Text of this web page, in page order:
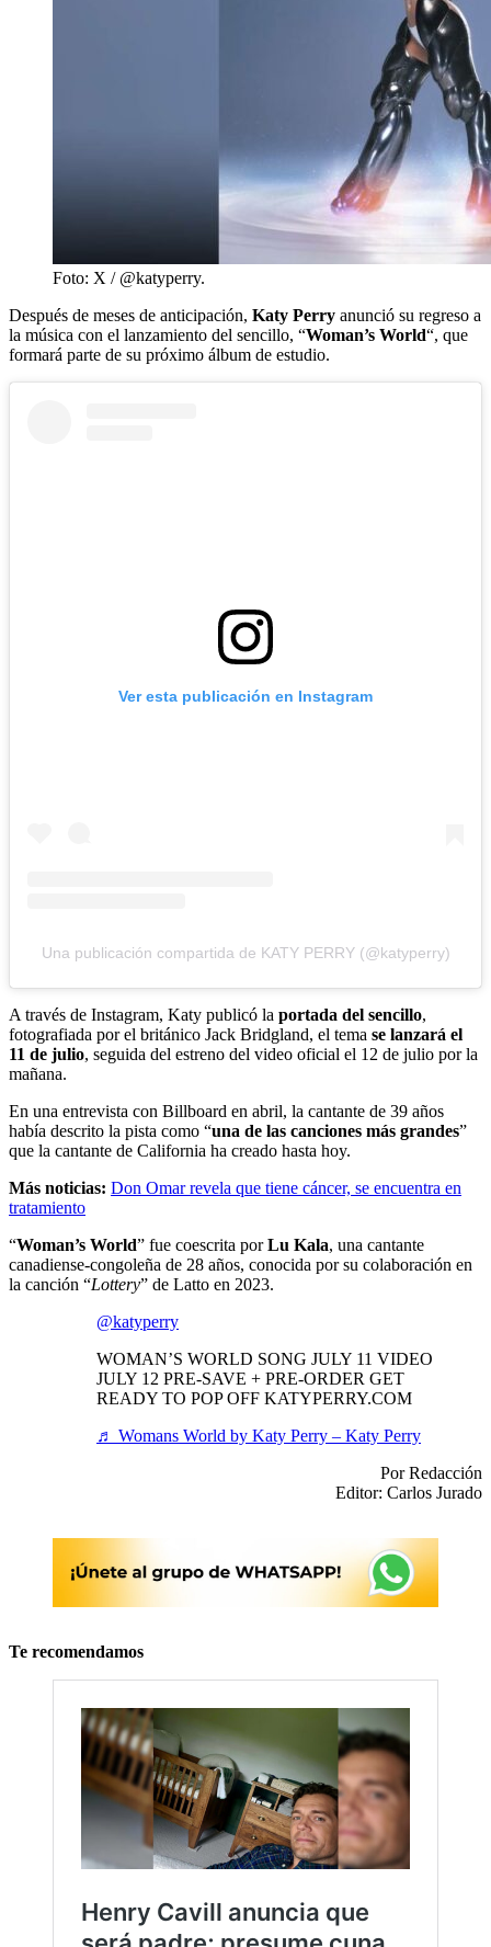
Foto: X / @katyperry.
Después de meses de anticipación, Katy Perry anunció su regreso a
la música con el lanzamiento del sencillo, “Woman’s World“, que
formará parte de su próximo álbum de estudio.
Ver esta publicación en Instagram
Una publicación compartida de KATY PERRY (@katyperry)
A través de Instagram, Katy publicó la portada del sencillo,
fotografiada por el británico Jack Bridgland, el tema se lanzará el
11 de julio, seguida del estreno del video oficial el 12 de julio por la
mañana.
En una entrevista con Billboard en abril, la cantante de 39 años
había descrito la pista como “una de las canciones más grandes”
que la cantante de California ha creado hasta hoy.
Más noticias: Don Omar revela que tiene cáncer, se encuentra en
tratamiento
“Woman’s World” fue coescrita porLu Kala, una cantante
canadiense-congoleña de 28 años, conocida por su colaboración en
la canción “Lottery” de Latto en 2023.
@katyperry
WOMAN’S WORLD SONG JULY 11 VIDEO
JULY 12 PRE-SAVE + PRE-ORDER GET
READY TO POP OFF KATYPERRY.COM
♬ Womans World by Katy Perry – Katy Perry
Por Redacción
Editor: Carlos Jurado
Te recomendamos